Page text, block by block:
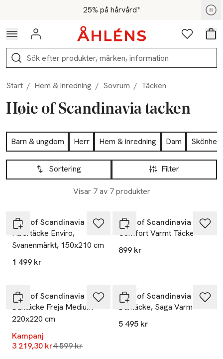
Hoppa till navigationsmenyn25% på hårvård*
För medlemmar - Shoppa nu
Logga in Favoriter
Sök
Start / Hem & inredning / Sovrum / Täcken
Høie of Scandinavia tacken
Hoppa till produktsidan
Barn & ungdom Herr Hem & inredning Dam
Skönhet
Hoppa till produktsidan
Filter
Sortering
Visar 7 av 7 produkter
Lista över produkter
Høie of Scandinavia
Fibertäcke Enviro,
Svanenmärkt, 150x210 cm
1 499 kr
Høie of Scandinavia
Comfort Varmt Täcke
899 kr
Høie of Scandinavia
Duntäcke Freja Medium -
220x220 cm
Kampanj
3 219,30 krLägsta pris 30 dagar
4 599 kr
Høie of Scandinavia
Duntäcke, Saga Varm
5 495 kr